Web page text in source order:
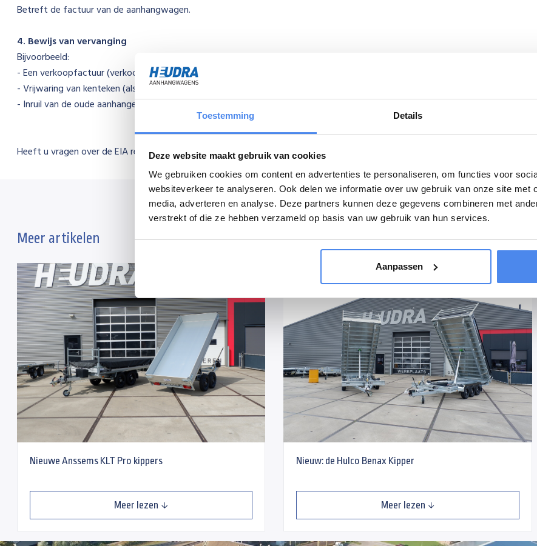
Toestemming Details
Deze website maakt gebruik van cookies
We gebruiken cookies om content en advertenties te personaliseren, om functies voor
websiteverkeer te analyseren. Ook delen we informatie over uw gebruik van onze site met
media, adverteren en analyse. Deze partners kunnen deze gegevens combineren met
verstrekt of die ze hebben verzameld op basis van uw gebruik van hun services.
Aanpassen
Betreft de factuur van de aanhangwagen.
4. Bewijs van vervanging
Bijvoorbeeld:
- Een verkoopfactuur (verkoop van een aanhanger aan een ander persoon of bedrijf)
- Vrijwaring van kenteken (als oude aanhanger afgemeld wordt bij de RDW)
- Inruil van de oude aanhanger bij aanschaf van een nieuwe (dit zou dan vermeld kunnen staan in de opdrachtbevestiging of
Heeft u vragen over de EIA regeling? Schroom dan niet contact op te nemen met ons verkoopteam. 0488-441058.
Meer artikelen
Nieuwe Anssems KLT Pro kippers
Meer lezen
Nieuw: de Hulco Benax Kipper
Meer lezen